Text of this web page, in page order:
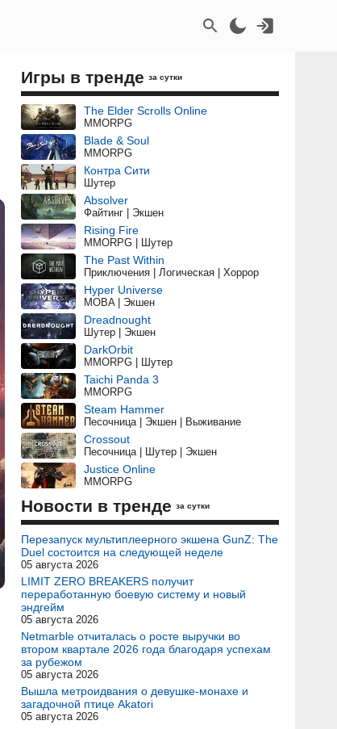
Игры в тренде за сутки
The Elder Scrolls Online
MMORPG
Blade & Soul
MMORPG
Контра Сити
Шутер
Absolver
Файтинг | Экшен
Rising Fire
MMORPG | Шутер
The Past Within
Приключения | Логическая | Хоррор
Hyper Universe
MOBA | Экшен
Dreadnought
Шутер | Экшен
DarkOrbit
MMORPG | Шутер
Taichi Panda 3
MMORPG
Steam Hammer
Песочница | Экшен | Выживание
Crossout
Песочница | Шутер | Экшен
Justice Online
MMORPG
Новости в тренде за сутки
Перезапуск мультиплеерного экшена GunZ: The
Duel состоится на следующей неделе
05 августа 2026
LIMIT ZERO BREAKERS получит
переработанную боевую систему и новый
эндгейм
05 августа 2026
Netmarble отчиталась о росте выручки во
втором квартале 2026 года благодаря успехам
за рубежом
05 августа 2026
Вышла метроидвания о девушке-монахе и
загадочной птице Akatori
05 августа 2026